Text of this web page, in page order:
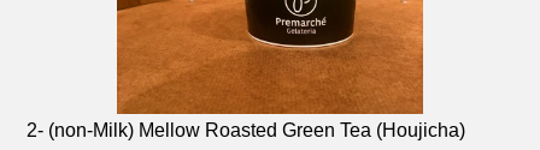
2- (non-Milk) Mellow Roasted Green Tea (Houjicha)